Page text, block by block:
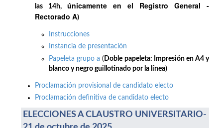
las 14h, únicamente en el Registro General -
Rectorado A)
Instrucciones
Instancia de presentación
Papeleta grupo a( Doble papeleta: Impresión en A4 y
blanco y negro guillotinado por la línea)
Proclamación provisional de candidato electo
Proclamación definitiva de candidato electo
ELECCIONES A CLAUSTRO UNIVERSITARIO-